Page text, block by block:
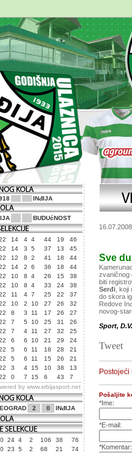
INđIJA
BUDUćNOST
14 4 4 44 19
46
14 3 5 37 13
45
12 8 2 41 18
44
14 2 6 36 18
44
10 8 4 26 15
38
10 8 4 33 24
38
11 4 7 25 22
37
10 2 10 27 26
32
8 3 11 17 26
27
7 5 10 25 31
26
7 4 11 27 32
25
6 6 10 21 29
24
5 6 11 18 28
21
5 6 11 15 26
21
3 4 15 10 38
13
0 7 15 6 43
7
by www.srbijasport.net
2 0 INđIJA
24 4 2 106 38
76
23 5 2 68 21
74
16.07.2008
Sve
zvaničnog
biti
Serđi ,
do skora
Redove
novog-
Sport, D.V.
Tweet
Postojeći
Pošaljite
*Ime:
*E-mail:
*Komentar: